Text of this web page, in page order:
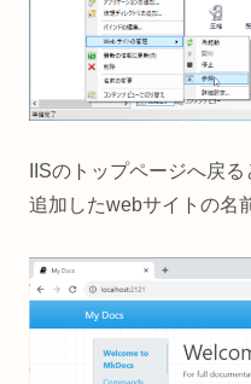
IISのトップページへ戻
追加したwebサイトの名